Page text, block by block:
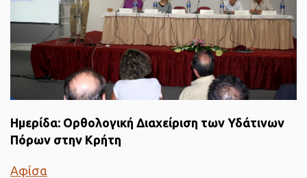
Ημερίδα: Ορθολογική Διαχείριση των Υδάτινων
Πόρων στην Κρήτη
Αφίσα